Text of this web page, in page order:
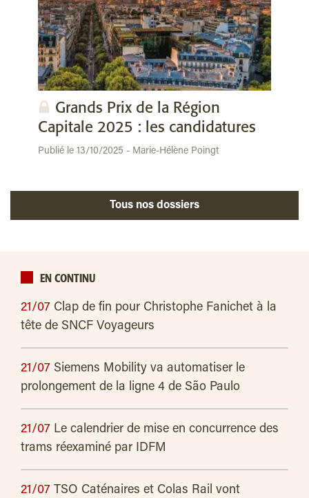
Grands Prix de la Région
Capitale 2025 : les candidatures
Publié le 13/10/2025 - Marie-Hélène Poingt
Tous nos dossiers
EN CONTINU
21/07 Clap de fin pour Christophe Fanichet à la
tête de SNCF Voyageurs
21/07 Siemens Mobility va automatiser le
prolongement de la ligne 4 de São Paulo
21/07 Le calendrier de mise en concurrence des
trams réexaminé par IDFM
21/07 TSO Caténaires et Colas Rail vont